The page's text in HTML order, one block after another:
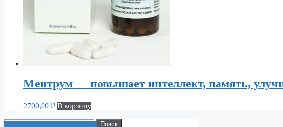
Ментрум — повышает интеллект, память,
2700,00 ₽ В корзину
Искать:
Поиск